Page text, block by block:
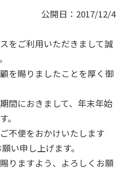
公開日：2017/12/4
をご利用いただきまして誠
を賜りましたことを厚く御
間におきまして、年末年始
。
不便をおかけいたします
い申し上げます。
りますよう、よろしくお願